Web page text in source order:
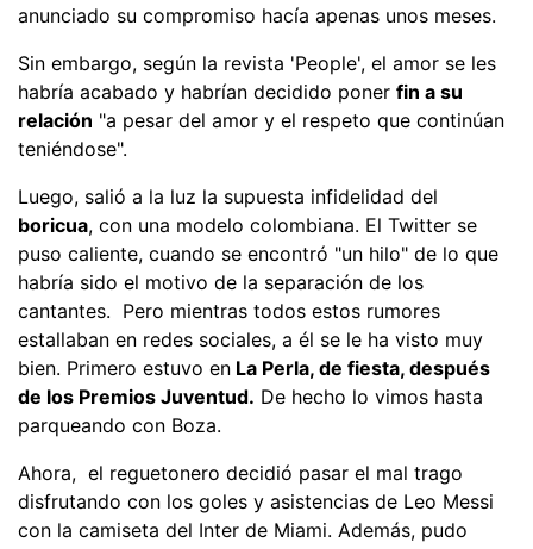
anunciado su compromiso hacía apenas unos meses.
Sin embargo, según la revista 'People', el amor se les
habría acabado y habrían decidido poner fin a su
relación "a pesar del amor y el respeto que continúan
teniéndose".
Luego, salió a la luz la supuesta infidelidad del
boricua, con una modelo colombiana. El Twitter se
puso caliente, cuando se encontró "un hilo" de lo que
habría sido el motivo de la separación de los
cantantes. Pero mientras todos estos rumores
estallaban en redes sociales, a él se le ha visto muy
bien. Primero estuvo en La Perla, de fiesta, después
de los Premios Juventud. De hecho lo vimos hasta
parqueando con Boza.
Ahora, el reguetonero decidió pasar el mal trago
disfrutando con los goles y asistencias de Leo Messi
con la camiseta del Inter de Miami. Además, pudo